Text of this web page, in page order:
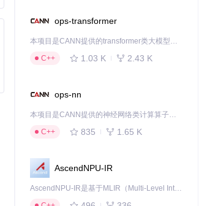
ops-transformer
本项目是CANN提供的transformer类大模型算子库，实现网络在NPU上加速计算。
C++
1.03 K 2.43 K
ops-nn
本项目是CANN提供的神经网络类计算算子库，实现网络在NPU上加速计算。
C++
835 1.65 K
AscendNPU-IR
AscendNPU-IR是基于MLIR（Multi-Level Intermediate Representation）构建的，面向昇腾亲和算子编译时使用的中间表示，提供昇腾完备表达能力，通过编译优化提升昇腾AI处理器计算效率，支持通过生态框架使能昇腾AI处理器与深度调优